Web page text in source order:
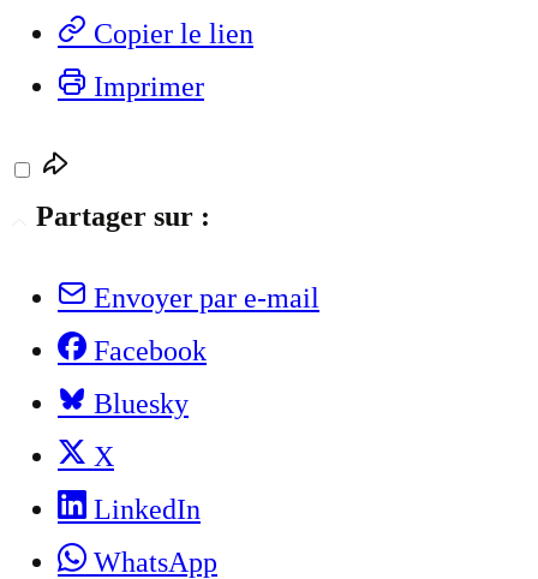
Copier le lien
Imprimer
Partager sur :
Envoyer par e-mail
Facebook
Bluesky
X
LinkedIn
WhatsApp